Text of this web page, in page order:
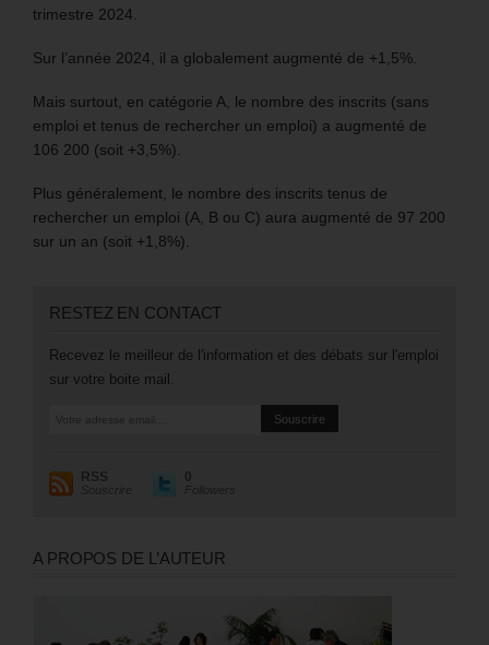
trimestre 2024.
Sur l’année 2024, il a globalement augmenté de +1,5%.
Mais surtout, en catégorie A, le nombre des inscrits (sans
emploi et tenus de rechercher un emploi) a augmenté de
106 200 (soit +3,5%).
Plus généralement, le nombre des inscrits tenus de
rechercher un emploi (A, B ou C) aura augmenté de 97 200
sur un an (soit +1,8%).
RESTEZ EN CONTACT
Recevez le meilleur de l'information et des débats sur l'emploi
sur votre boite mail.
RSS
Souscrire
0
Followers
A PROPOS DE L’AUTEUR